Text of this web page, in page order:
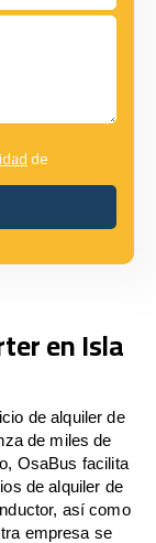
de
en Isla
de alquiler de
de miles de
OsaBus facilita
de alquiler de
así como
empresa se